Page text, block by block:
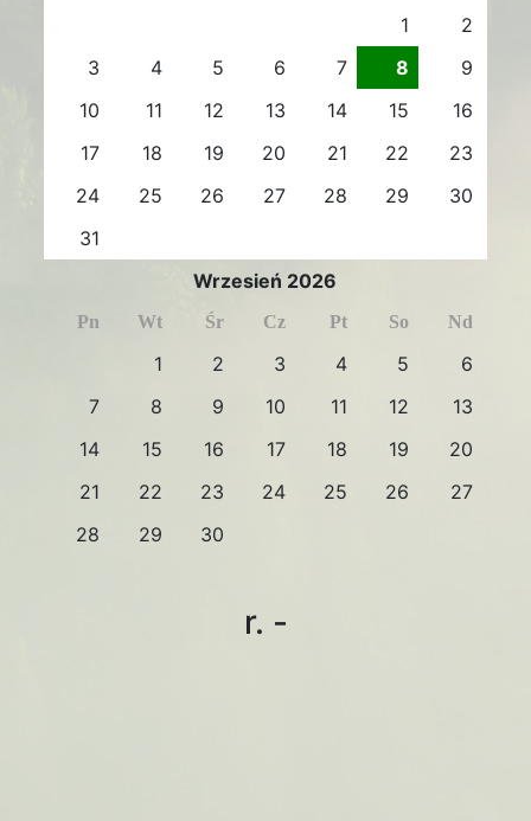
1
2
3
4 5 6 7 8
9
10
11 12 13 14 15
16
17
18 19 20 21 22
23
24
25 26 27 28 29
30
31
Wrzesień 2026
Pn Wt Śr Cz Pt So Nd
1 2 3 4 5
6
7
8 9 10 11 12
13
14
15 16 17 18 19
20
21
22 23 24 25 26
27
28
29 30
r. -